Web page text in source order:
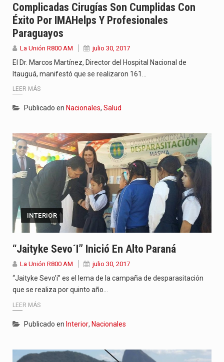
Complicadas Cirugías Son Cumplidas Con
Éxito Por IMAHelps Y Profesionales
Paraguayos
La Unión R800 AM julio 30, 2017
El Dr. Marcos Martínez, Director del Hospital Nacional de
Itauguá, manifestó que se realizaron 161…
LEER MÁS
Publicado en Nacionales, Salud
INTERIOR
“Jaityke Sevo´i” Inició En Alto Paraná
La Unión R800 AM julio 30, 2017
“Jaityke Sevo’i” es el lema de la campaña de desparasitación
que se realiza por quinto año…
LEER MÁS
Publicado en Interior, Nacionales